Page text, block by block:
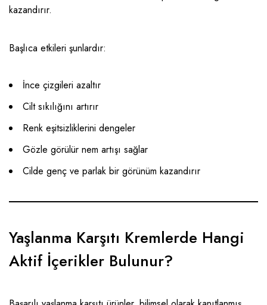
kazandırır.
Başlıca etkileri şunlardır:
İnce çizgileri azaltır
Cilt sıkılığını artırır
Renk eşitsizliklerini dengeler
Gözle görülür nem artışı sağlar
Cilde genç ve parlak bir görünüm kazandırır
Yaşlanma Karşıtı Kremlerde Hangi
Aktif İçerikler Bulunur?